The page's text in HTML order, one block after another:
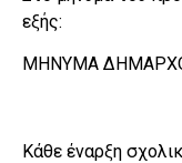
εξής:
ΜΗΝΥΜΑ
Κάθε έναρξη